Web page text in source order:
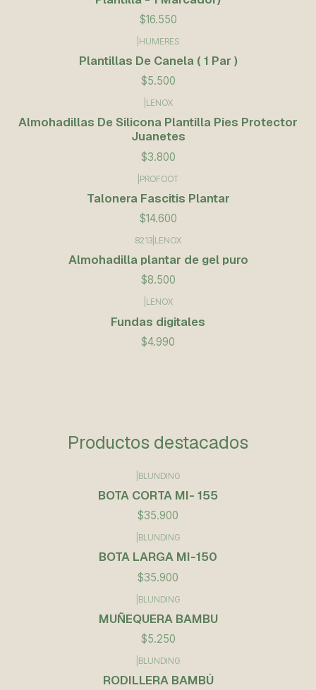
$16.550
HUMERES
Plantillas De Canela ( 1 Par )
$5.500
LENOX
Almohadillas De Silicona Plantilla Pies Protector
Juanetes
$3.800
PROFOOT
Talonera Fascitis Plantar
$14.600
8213 LENOX
Almohadilla plantar de gel puro
$8.500
LENOX
Fundas digitales
$4.990
Productos destacados
BLUNDING
BOTA CORTA MI- 155
$35.900
BLUNDING
BOTA LARGA MI-150
$35.900
BLUNDING
MUÑEQUERA BAMBU
$5.250
BLUNDING
RODILLERA BAMBÚ